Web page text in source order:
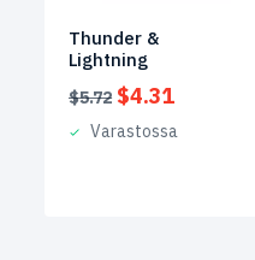
Thunder &
Lightning
$5.72 Alkuperäinen
hinta
oli:
$4.31Nykyinen
on:
Varastossa